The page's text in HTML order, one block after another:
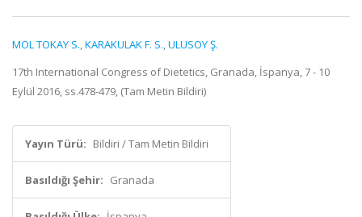
MOL TOKAY S.,KARAKULAK F. S.,ULUSOY Ş.
17th International Congress of Dietetics, Granada, İspanya, 7 - 10
Eylül 2016, ss.478-479, (Tam Metin Bildiri)
Yayın Türü: Bildiri / Tam Metin Bildiri
Basıldığı Şehir: Granada